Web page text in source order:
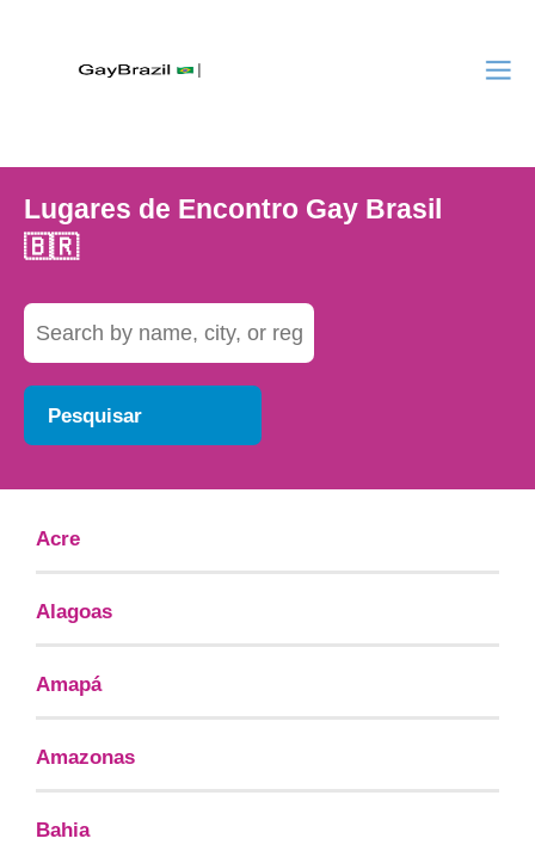
Lugares de Encontro Gay Brasil
🇧🇷
Pesquisar
Acre
Alagoas
Amapá
Amazonas
Bahia